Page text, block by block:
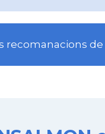
recomanacions de